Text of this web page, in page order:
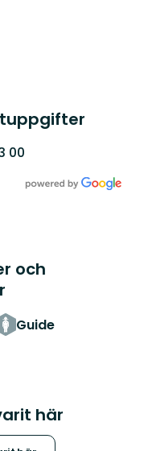
00
och
Guide
här